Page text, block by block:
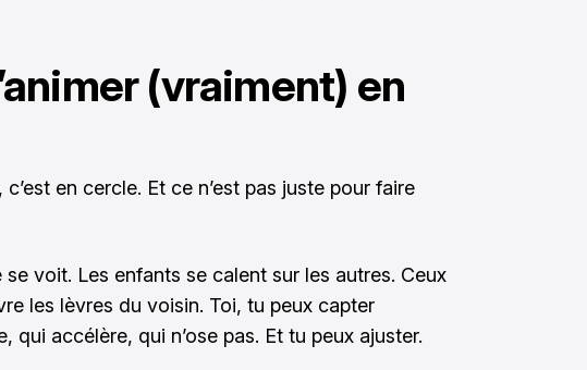
(vraiment) en
en cercle. Et ce n’est pas juste pour faire
voit. Les enfants se calent sur les autres. Ceux
les lèvres du voisin. Toi, tu peux capter
qui accélère, qui n’ose pas. Et tu peux ajuster.